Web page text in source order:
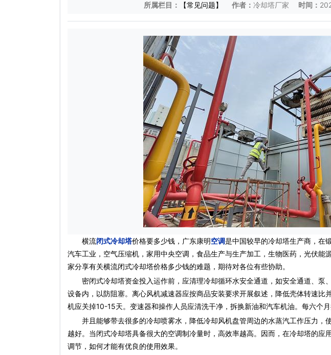
所属栏目： 【常见问题】 作者： 冷却塔厂家 时间：
横流闭式冷却塔价格要多少钱，广东康明空调是中国较早的冷却塔生产商，在
汽车工业，空气压缩机，家用中央空调，食品生产与生产加工，生物医药，光伏能
家分享有关横流闭式冷却塔价格多少钱的难题，期待对各位有些协助。
密闭式冷却塔资金投入运作前，应清理冷却循环水安全通道，如安全通道、泵
设备内，以防阻塞。离心风机减速器应按商品安装要求开展叙述，降低壳体转速比
机应关掉10-15天。变速器和操作人员应清洗干净，拆换新油和汽车机油。每六个月
并且能够带去很多的冷却喷雾水，降低冷却风机盘管周边的水蒸汽工作压力，
越好。当闭式冷却塔具备很大的空调制冷量时，高效率越高。因而，在冷却塔的应
调节，如何才能有优良的使用效果。